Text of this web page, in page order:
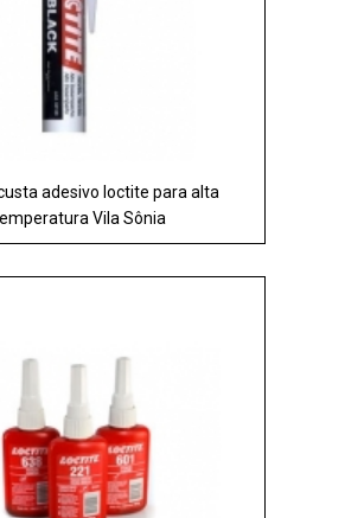
adesivo loctite para alta
Vila Sônia